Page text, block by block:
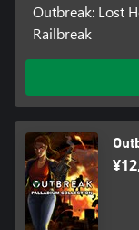
Outbreak: Lost
Railbreak